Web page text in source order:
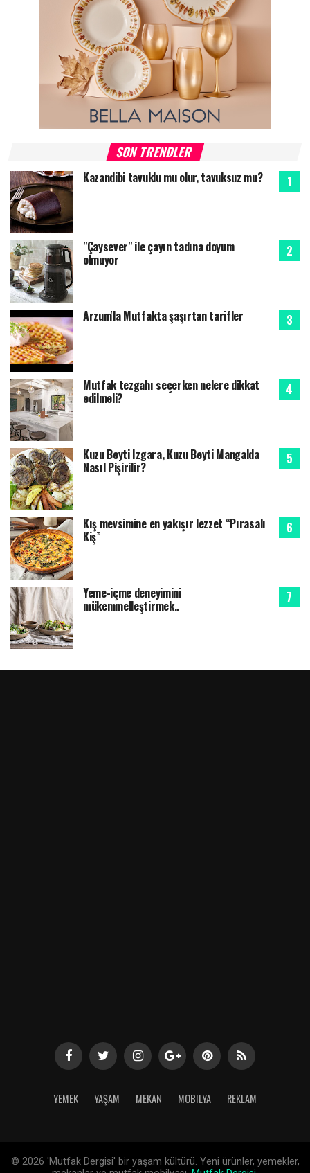
SON TRENDLER
Kazandibi tavuklu mu olur, tavuksuz mu?
"Çaysever" ile çayın tadına doyum
olmuyor
Arzum'la Mutfakta şaşırtan tarifler
Mutfak tezgahı seçerken nelere dikkat
edilmeli?
Kuzu Beyti Izgara, Kuzu Beyti Mangalda
Nasıl Pişirilir?
Kış mevsimine en yakışır lezzet “Pırasalı
Kiş”
Yeme-içme deneyimini
mükemmelleştirmek..
YEMEK YAŞAM MEKAN MOBILYA REKLAM
© 2026 'Mutfak Dergisi' bir yaşam kültürü. Yeni ürünler, yemekler,